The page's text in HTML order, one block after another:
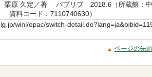
栗原 久定／著 パブリブ 2018.6（所蔵館：中
料コード：7110740630）
winj/opac/switch-
ページの先